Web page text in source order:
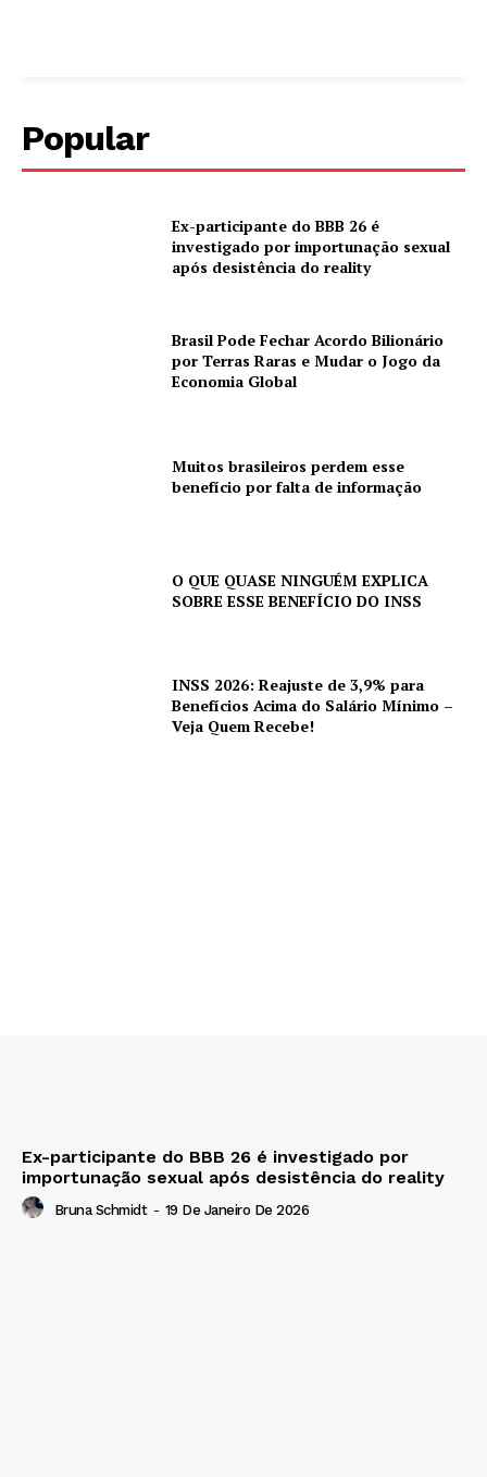
Popular
Ex-participante do BBB 26 é
investigado por importunação sexual
após desistência do reality
Brasil Pode Fechar Acordo Bilionário
por Terras Raras e Mudar o Jogo da
Economia Global
Muitos brasileiros perdem esse
benefício por falta de informação
O QUE QUASE NINGUÉM EXPLICA
SOBRE ESSE BENEFÍCIO DO INSS
INSS 2026: Reajuste de 3,9% para
Benefícios Acima do Salário Mínimo –
Veja Quem Recebe!
Ex-participante do BBB 26 é investigado por
importunação sexual após desistência do reality
Bruna Schmidt - 19 De Janeiro De 2026